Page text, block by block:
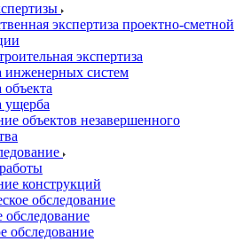
экспертиза проектно-сметной
экспертиза
инженерных систем
объекта
ущерба
объектов незавершенного
конструкций
обследование
обследование
обследование